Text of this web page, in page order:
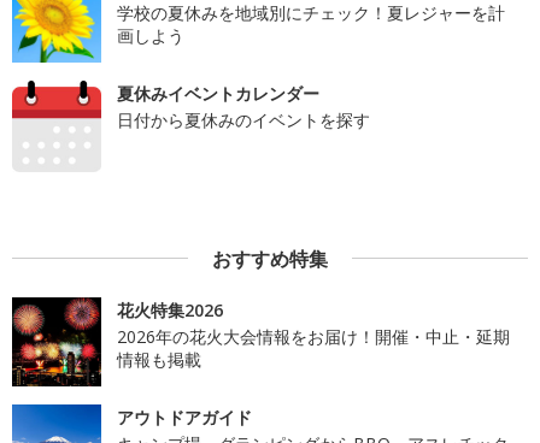
学校の夏休みを地域別にチェック！夏レジャーを計
画しよう
夏休みイベントカレンダー
日付から夏休みのイベントを探す
おすすめ特集
花火特集2026
2026年の花火大会情報をお届け！開催・中止・延期
情報も掲載
アウトドアガイド